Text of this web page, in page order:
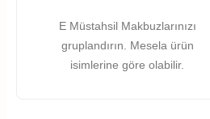
E Müstahsil Makbuzlarınızı
gruplandırın. Mesela ürün
isimlerine göre olabilir.